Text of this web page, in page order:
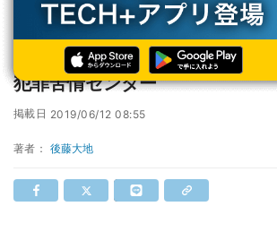
TECH+ 企業IT
開発/エンジニア
HTTPSフィッシングに注意 - インターネット犯罪苦情セ
HTTPSフィッシングに注意 -
犯罪苦情センター
掲載日 2019/06/12 08:55
著者： 後藤大地